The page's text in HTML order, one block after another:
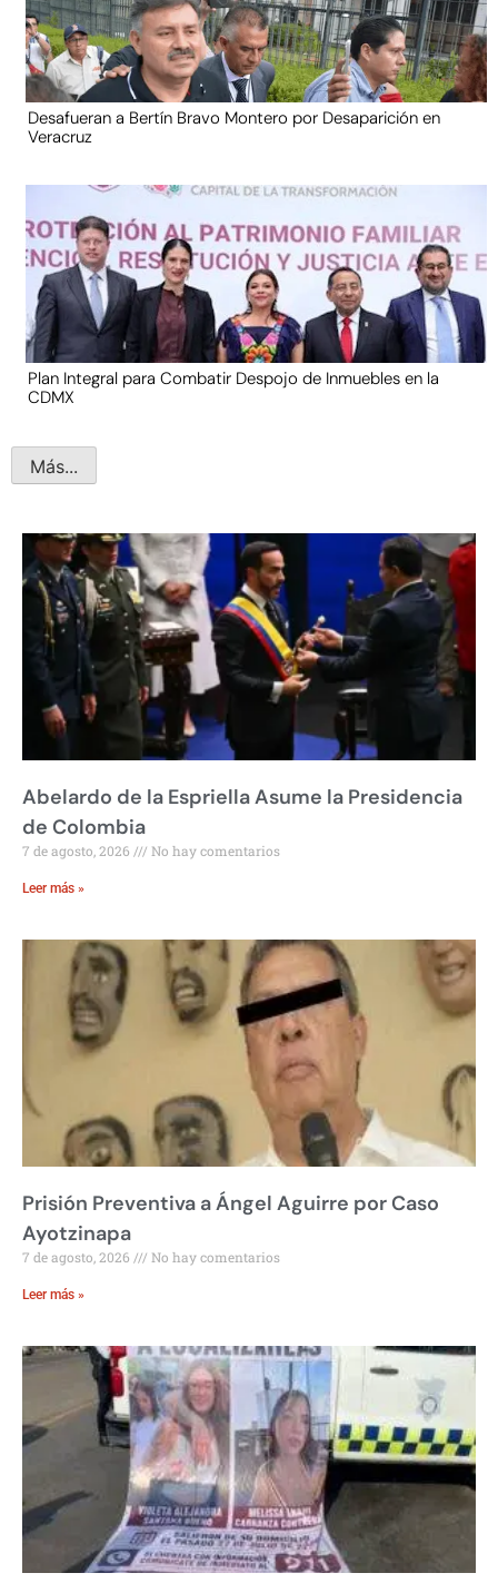
Desafueran a Bertín Bravo Montero por Desaparición en
Veracruz
Plan Integral para Combatir Despojo de Inmuebles en la
CDMX
Más...
Abelardo de la Espriella Asume la Presidencia
de Colombia
7 de agosto, 2026 No hay comentarios
Leer más »
Prisión Preventiva a Ángel Aguirre por Caso
Ayotzinapa
7 de agosto, 2026 No hay comentarios
Leer más »